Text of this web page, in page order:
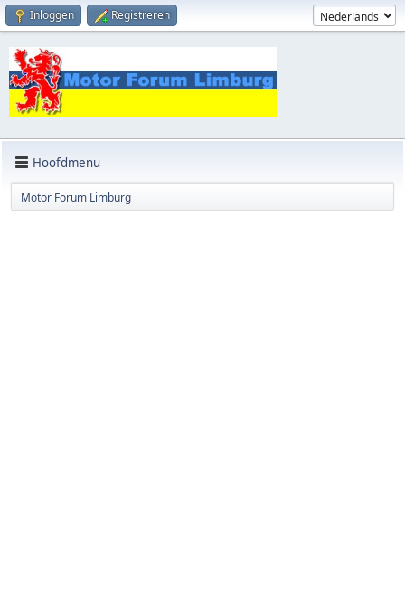
Inloggen Registreren
Hoofdmenu
Motor Forum Limburg